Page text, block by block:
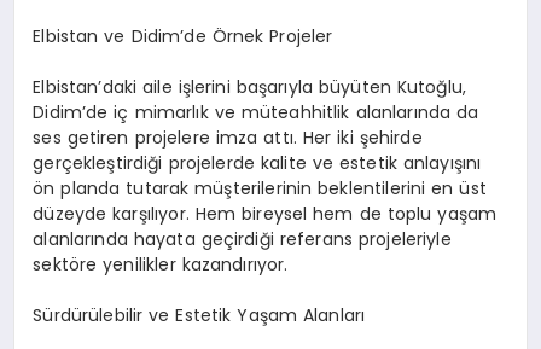
Elbistan ve Didim’de Örnek Projeler
Elbistan’daki aile işlerini başarıyla büyüten Kutoğlu,
Didim’de iç mimarlık ve müteahhitlik alanlarında da
ses getiren projelere imza attı. Her iki şehirde
gerçekleştirdiği projelerde kalite ve estetik anlayışını
ön planda tutarak müşterilerinin beklentilerini en üst
düzeyde karşılıyor. Hem bireysel hem de toplu yaşam
alanlarında hayata geçirdiği referans projeleriyle
sektöre yenilikler kazandırıyor.
Sürdürülebilir ve Estetik Yaşam Alanları